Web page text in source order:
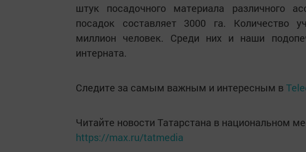
штук посадочного материала различного
посадок составляет 3000 га. Количество
миллион человек. Среди них и наши
интерната.
Следите за самым важным и интересным в
Читайте новости Татарстана в национальном
https://max.ru/tatmedia